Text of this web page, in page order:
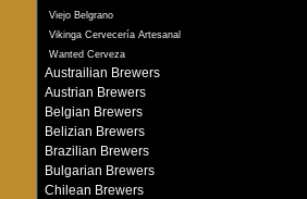
Viejo Belgrano
Vikinga Cervecería Artesanal
Wanted Cerveza
Austrailian Brewers
Austrian Brewers
Belgian Brewers
Belizian Brewers
Brazilian Brewers
Bulgarian Brewers
Chilean Brewers